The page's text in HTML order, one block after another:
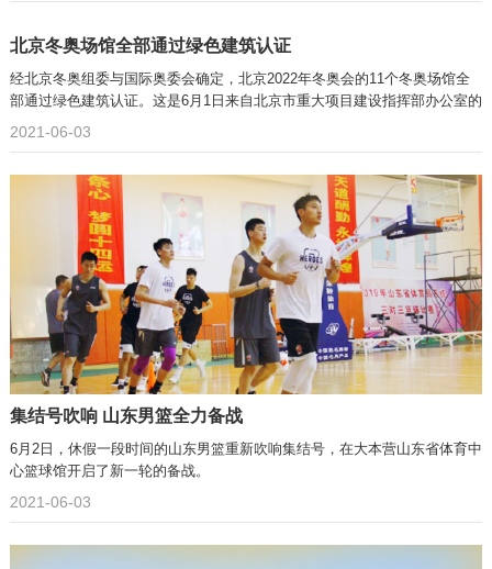
北京冬奥场馆全部通过绿色建筑认证
经北京冬奥组委与国际奥委会确定，北京2022年冬奥会的11个冬奥场馆全
部通过绿色建筑认证。这是6月1日来自北京市重大项目建设指挥部办公室的
消息。
2021-06-03
集结号吹响 山东男篮全力备战
6月2日，休假一段时间的山东男篮重新吹响集结号，在大本营山东省体育中
心篮球馆开启了新一轮的备战。
2021-06-03